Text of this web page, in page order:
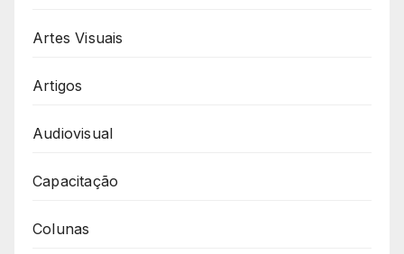
Artes Visuais
Artigos
Audiovisual
Capacitação
Colunas